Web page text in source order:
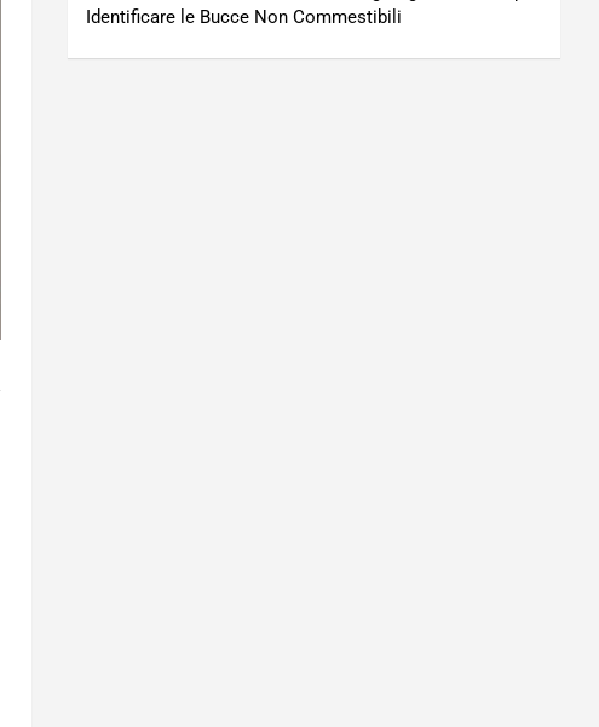
Identificare le Bucce Non Commestibili